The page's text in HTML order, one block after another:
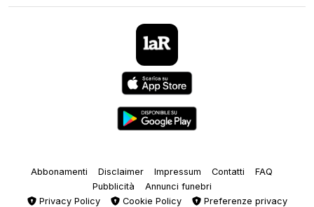
Abbonamenti Disclaimer Impressum Contatti
FAQ
Pubblicità
Annunci funebri
Privacy Policy
Cookie Policy Preferenze privacy